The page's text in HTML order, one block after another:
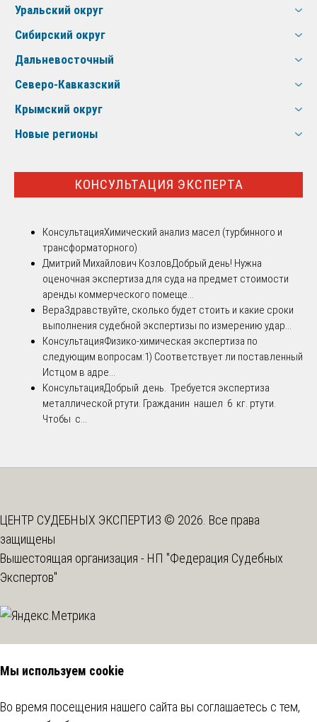
Уральский округ
Сибирский округ
Дальневосточный
Северо-Кавказский
Крымский округ
Новые регионы
КОНСУЛЬТАЦИЯ ЭКСПЕРТА
КонсультацияХимический анализ масел (турбинного и
трансформаторного)
Дмитрий Михайлович КозловДобрый день! Нужна
оценочная экспертиза для суда на предмет стоимости
аренды коммерческого помеще...
ВераЗдравствуйте, сколько будет стоить и какие сроки
выполнения судебной экспертизы по измерению удар...
КонсультацияФизико-химическая экспертиза по
следующим вопросам:1) Соответствует ли поставленный
Истцом в адре...
КонсультацияДобрый день. Требуется экспертиза
металлической ртути. Гражданин нашел 6 кг. ртути.
Чтобы с...
ЦЕНТР СУДЕБНЫХ ЭКСПЕРТИЗ © 2026. Все права
защищены
Вышестоящая организация - НП "Федерация Судебных
Экспертов"
Мы используем cookie
Во время посещения нашего сайта вы соглашаетесь с тем,